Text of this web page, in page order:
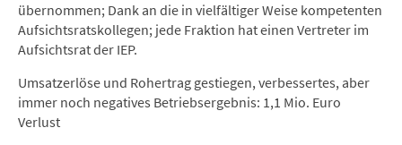
übernommen; Dank an die in vielfältiger Weise kompetenten
Aufsichtsratskollegen; jede Fraktion hat einen Vertreter im
Aufsichtsrat der IEP.
Umsatzerlöse und Rohertrag gestiegen, verbessertes, aber
immer noch negatives Betriebsergebnis: 1,1 Mio. Euro
Verlust